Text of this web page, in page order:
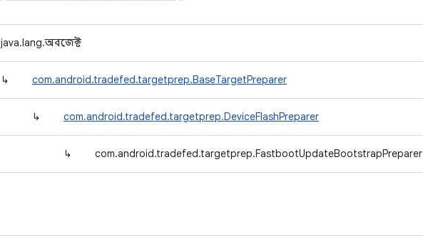
java.lang.অবজেক্ট
↳ com.android.tradefed.targetprep.BaseTargetPreparer
↳ com.android.tradefed.targetprep.DeviceFlashPreparer
↳ com.android.tradefed.targetprep.FastbootUpdateBootstrapPreparer